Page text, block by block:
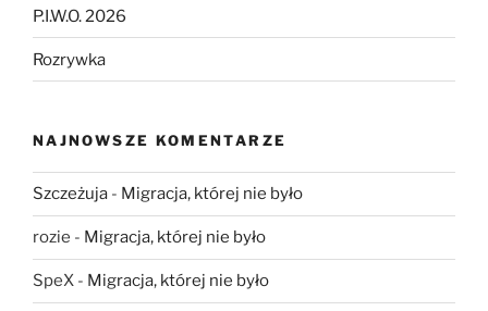
P.I.W.O. 2026
Rozrywka
NAJNOWSZE KOMENTARZE
Szczeżuja - Migracja, której nie było
rozie - Migracja, której nie było
SpeX - Migracja, której nie było